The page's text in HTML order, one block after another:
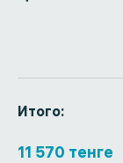
Итого:
11 570 тенге